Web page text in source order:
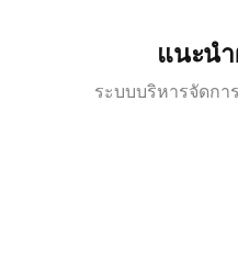
แนะน
ระบบบริหารจัดกา